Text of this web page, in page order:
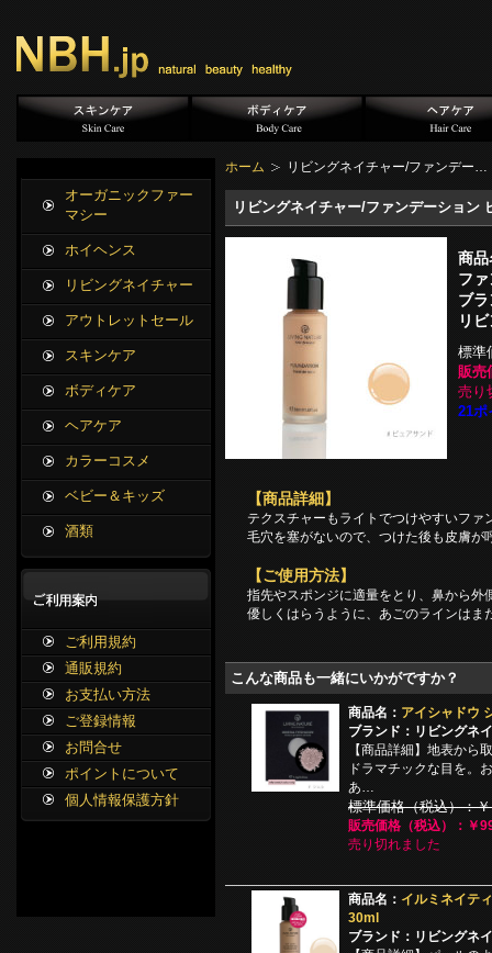
ホーム リビングネイチャー/ファンデー…
リビングネイチャー/ファンデーション
商品
フ
ブ
リ
標準
販売
売り
21ポ
【商品詳細】
テクスチャーもライトでつけやすいフ
毛穴を塞がないので、つけた後も皮膚が
【ご使用方法】
指先やスポンジに適量をとり、鼻から外
優しくはらうように、あごのラインはま
こんな商品も一緒にいかがですか？
商品名： アイシャドウ
ブランド：リビングネ
【商品詳細】地表から
ドラマチックな目を。
あ…
標準価格（税込）：
販売価格（税込）：￥
売り切れました
商品名： イルミネイテ
30ml
ブランド：リビングネ
オーガニックファー
マシー
ホイヘンス
リビングネイチャー
アウトレットセール
スキンケア
ボディケア
ヘアケア
カラーコスメ
ベビー＆キッズ
酒類
ご利用規約
通販規約
お支払い方法
ご登録情報
お問合せ
ポイントについて
個人情報保護方針